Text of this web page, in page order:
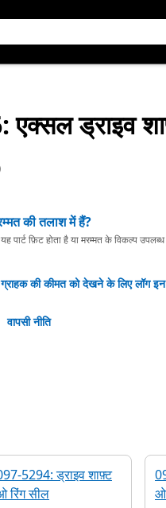
: एक्सल ड्राइव
की तलाश में हैं?
फ़िट होता है या मरम्मत के विकल्प उपलब्ध
की कीमत को देखने के लिए लॉग
वापसी नीति
5294: ड्राइव शाफ़्ट
रिंग सील
ओ